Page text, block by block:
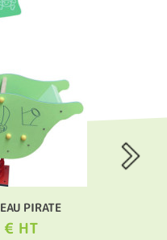
PIRATE
HT